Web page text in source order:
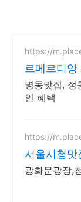
https://
르메르디
명동맛집, 정
인 혜택
https://
서울시청맛
광화문광장,